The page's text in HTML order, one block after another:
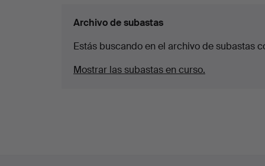
Archivo de subastas
Estás buscando en el archivo de subastas
Mostrar las subastas en curso.